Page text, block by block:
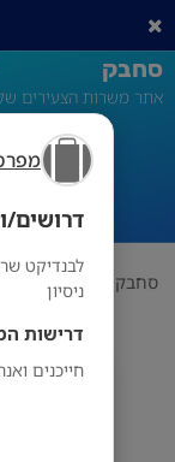
לבנדיקט
ניסיון
דרישות
חייכנים
סחבק
אתר משרות הצעירים
סחבק הכל מפרסם